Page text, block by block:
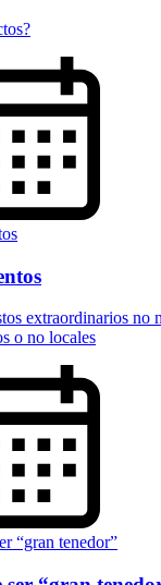
extraordinarios no
o no locales